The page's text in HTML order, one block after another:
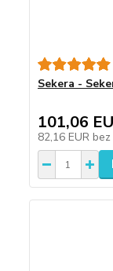
Sekera -
101,06
82,16 EUR bez